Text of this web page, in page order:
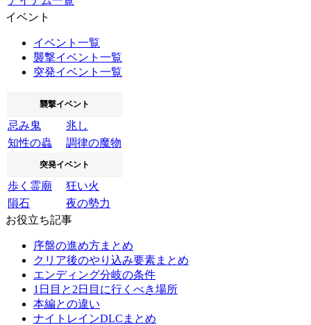
イベント
イベント一覧
襲撃イベント一覧
突発イベント一覧
襲撃イベント
忌み鬼
兆し
知性の蟲
調律の魔物
突発イベント
歩く霊廟
狂い火
隕石
夜の勢力
お役立ち記事
序盤の進め方まとめ
クリア後のやり込み要素まとめ
エンディング分岐の条件
1日目と2日目に行くべき場所
本編との違い
ナイトレインDLCまとめ